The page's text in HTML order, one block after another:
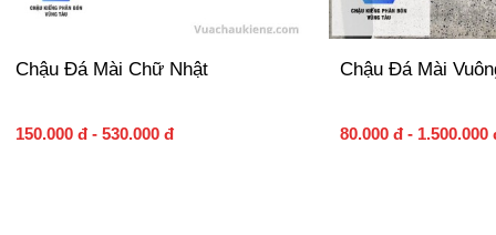
Chậu Đá Mài Chữ Nhật
150.000 đ - 530.000 đ
Chậu Đá Mài
80.000 đ - 1.500.000